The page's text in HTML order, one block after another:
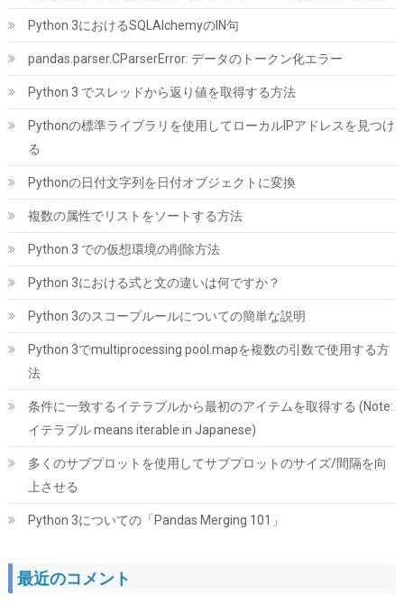
玄人志向 電源ユニット 600W ATX 電源 80 PLUS スタンダード PC
電源 12cm静音ファン KRPW-L5-600W/80+/REV2.0
(542183) GBP 17.62 (2026-08-09 04:05 GMT +09:00 時点 -詳細は
こちら)
ARCTIC MX-4 (8g｜ヘラ付属) - 高性能サーマルペースト、CPU・
全な塗布、非導電性、非容量性
(54811191) GBP 6.39 (2026-08-09 04:05 GMT +09:00 時点 -詳細は
こちら)
Python 3におけるSQLAlchemyのIN句
pandas.parser.CParserError: データのトークン化エラー
Python 3 でスレッドから返り値を取得する方法
Pythonの標準ライブラリを使用してローカルIPアドレスを見つけ
る
Pythonの日付文字列を日付オブジェクトに変換
複数の属性でリストをソートする方法
Python 3 での仮想環境の削除方法
Python 3における式と文の違いは何ですか？
Python 3のスコープルールについての簡単な説明
Python 3でmultiprocessing pool.mapを複数の引数で使用する方
法
条件に一致するイテラブルから最初のアイテムを取得する (Note:
イテラブル means iterable in Japanese)
多くのサブプロットを使用してサブプロットのサイズ/間隔を向
上させる
Python 3についての「Pandas Merging 101」
最近のコメント